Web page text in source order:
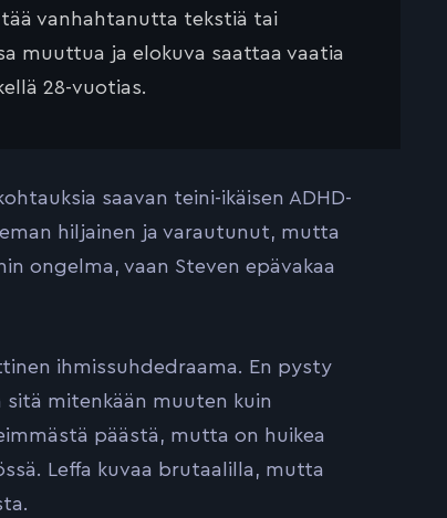
vanhahtanutta tekstiä tai
muuttua ja elokuva saattaa vaatia
28-vuotias.
saavan teini-ikäisen ADHD-
hiljainen ja varautunut, mutta
ongelma, vaan Steven epävakaa
ihmissuhdedraama. En pysty
mitenkään muuten kuin
päästä, mutta on huikea
Leffa kuvaa brutaalilla, mutta